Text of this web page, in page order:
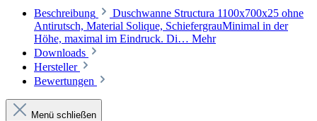
Beschreibung
Duschwanne Structura 1100x700x25 ohne
Antirutsch, Material Solique, SchiefergrauMinimal in der
Höhe, maximal im Eindruck. Di… Mehr
Downloads
Hersteller
Bewertungen
Menü schließen